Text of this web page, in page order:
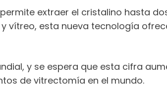
extraer el cristalino hasta
vítreo, esta nueva tecnología
y se espera que esta cifra
de vitrectomía en el mundo.